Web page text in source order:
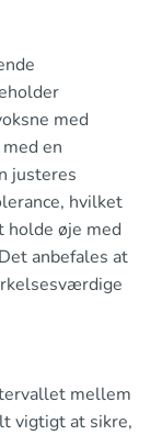
med
en
justeres
hvilket
holde øje med
anbefales at
mellem
vigtigt at sikre,